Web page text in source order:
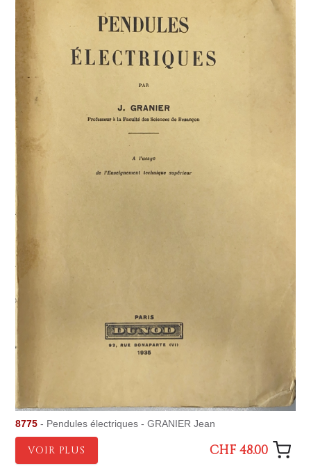
8775 - Pendules électriques - GRANIER Jean
VOIR PLUS CHF 48.00